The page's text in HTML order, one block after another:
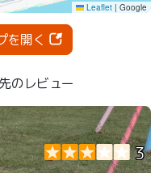
を開く
のレビュー
3